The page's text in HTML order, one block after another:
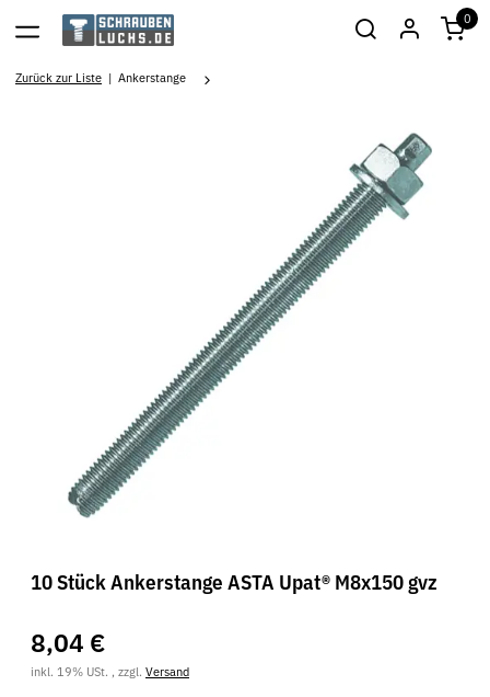
0
Zurück zur Liste Ankerstange
10 Stück Ankerstange ASTA Upat® M8x150 gvz
8,04 €
inkl. 19% USt. , zzgl. Versand